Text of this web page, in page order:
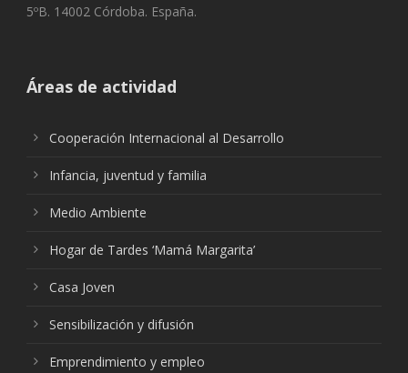
5ºB. 14002 Córdoba. España.
Áreas de actividad
Cooperación Internacional al Desarrollo
Infancia, juventud y familia
Medio Ambiente
Hogar de Tardes ‘Mamá Margarita’
Casa Joven
Sensibilización y difusión
Emprendimiento y empleo